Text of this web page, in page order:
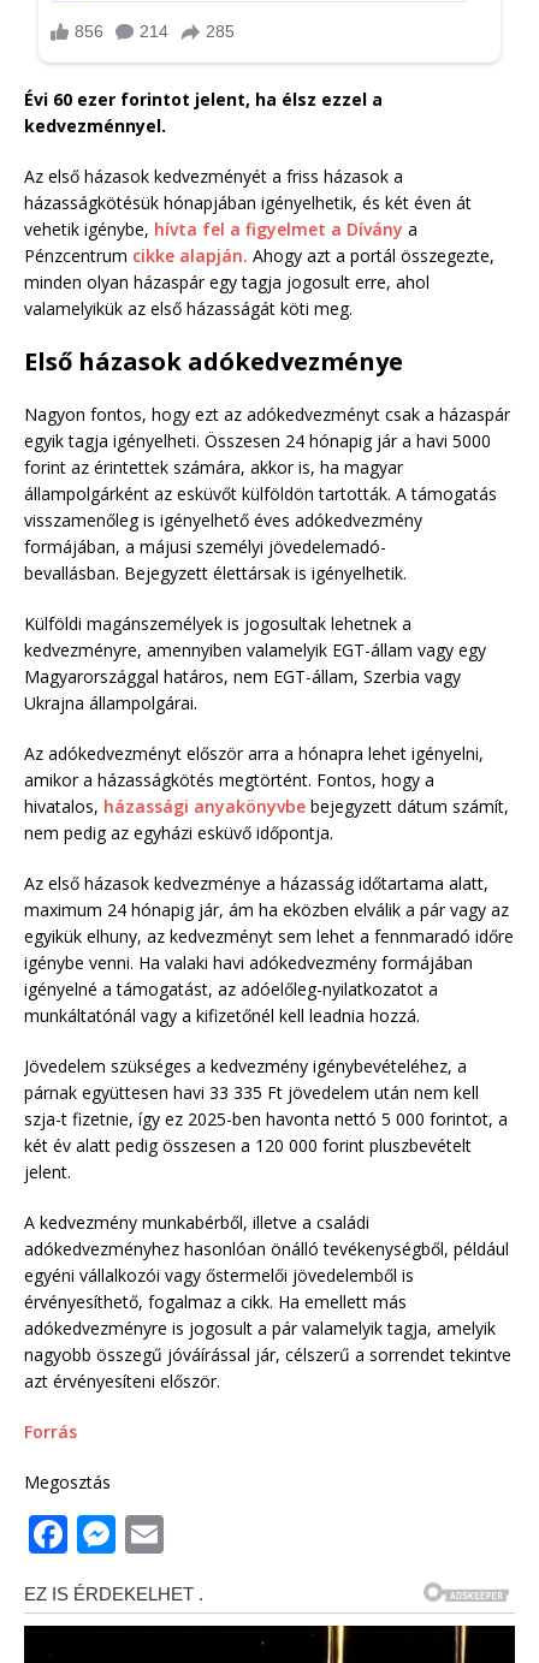
Évi 60 ezer forintot jelent, ha élsz ezzel a
kedvezménnyel.
Az első házasok kedvezményét a friss házasok a
házasságkötésük hónapjában igényelhetik, és két éven át
vehetik igénybe, hívta fel a figyelmet a Dívány a
Pénzcentrum cikke alapján. Ahogy azt a portál összegezte,
minden olyan házaspár egy tagja jogosult erre, ahol
valamelyikük az első házasságát köti meg.
Első házasok adókedvezménye
Nagyon fontos, hogy ezt az adókedvezményt csak a házaspár
egyik tagja igényelheti. Összesen 24 hónapig jár a havi 5000
forint az érintettek számára, akkor is, ha magyar
állampolgárként az esküvőt külföldön tartották. A támogatás
visszamenőleg is igényelhető éves adókedvezmény
formájában, a májusi személyi jövedelemadó-
bevallásban. Bejegyzett élettársak is igényelhetik.
Külföldi magánszemélyek is jogosultak lehetnek a
kedvezményre, amennyiben valamelyik EGT-állam vagy egy
Magyarországgal határos, nem EGT-állam, Szerbia vagy
Ukrajna állampolgárai.
Az adókedvezményt először arra a hónapra lehet igényelni,
amikor a házasságkötés megtörtént. Fontos, hogy a
hivatalos, házassági anyakönyvbe bejegyzett dátum számít,
nem pedig az egyházi esküvő időpontja.
Az első házasok kedvezménye a házasság időtartama alatt,
maximum 24 hónapig jár, ám ha eközben elválik a pár vagy az
egyikük elhuny, az kedvezményt sem lehet a fennmaradó időre
igénybe venni. Ha valaki havi adókedvezmény formájában
igényelné a támogatást, az adóelőleg-nyilatkozatot a
munkáltatónál vagy a kifizetőnél kell leadnia hozzá.
Jövedelem szükséges a kedvezmény igénybevételéhez, a
párnak együttesen havi 33 335 Ft jövedelem után nem kell
szja-t fizetnie, így ez 2025-ben havonta nettó 5 000 forintot, a
két év alatt pedig összesen a 120 000 forint pluszbevételt
jelent.
A kedvezmény munkabérből, illetve a családi
adókedvezményhez hasonlóan önálló tevékenységből, például
egyéni vállalkozói vagy őstermelői jövedelemből is
érvényesíthető, fogalmaz a cikk. Ha emellett más
adókedvezményre is jogosult a pár valamelyik tagja, amelyik
nagyobb összegű jóváírással jár, célszerű a sorrendet tekintve
azt érvényesíteni először.
Forrás
Megosztás
F
a
c
M
ssai